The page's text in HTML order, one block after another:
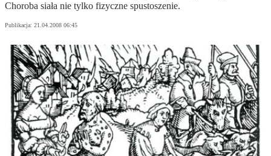
Choroba siała nie tylko fizyczne spustoszenie.
Publikacja: 21.04.2008 06:45